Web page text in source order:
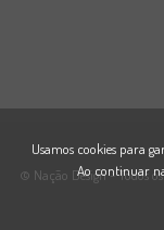
© Nação Design - Todos
Usamos cookies para
Ao continuar